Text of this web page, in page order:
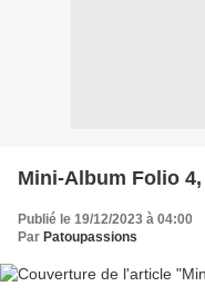
Mini-Album Folio
Publié le 19/12/2023 à 04:00
Par Patoupassions